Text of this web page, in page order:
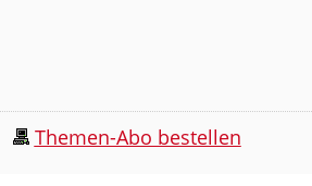
Themen-Abo bestellen